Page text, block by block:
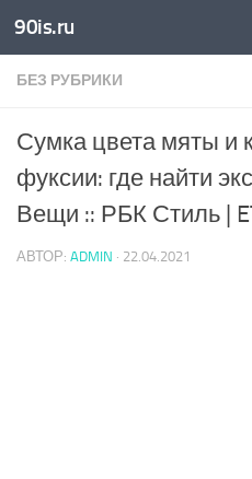
Skip to content
90is.ru
БЕЗ РУБРИКИ
Сумка цвета мяты и
фуксии: где найти
Вещи :: РБК Стиль |
АВТОР: ADMIN · 22.04.2021